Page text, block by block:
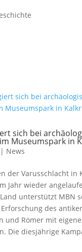
sich bei
Museumspark in
| News
der Varusschlacht in
Jahr wieder
unterstützt MBN
des
und Römer mit
Die diesjährige